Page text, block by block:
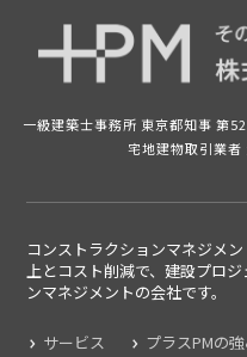
一級建築士事務所 東京都知事 第
宅地建物取引業
コンストラクションマネジメ
上とコスト削減で、建設プロ
ンマネジメントの会社です。
サービス プラスPMの